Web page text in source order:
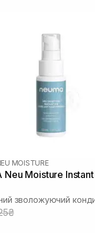
MOISTURE
Neu Moisture